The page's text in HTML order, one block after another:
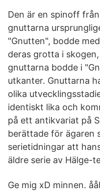
Den är en spinoff
gnuttarna
"Gnutten", bodde
deras grotta i
gnuttarna bodde i
utkanter. Gnuttarna
olika
identiskt lika och
på ett antikvariat på
berättade för ägaren
serietidningar att
äldre serie av Hälge-
Ge mig xD minnen.